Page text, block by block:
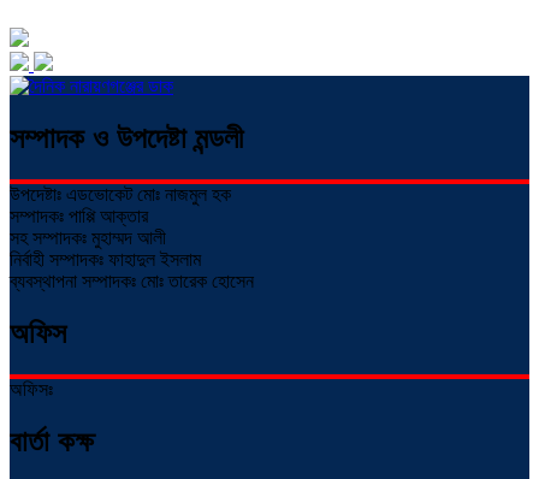
সম্পাদক ও উপদেষ্টা মন্ডলী
উপদেষ্টাঃ এডভোকেট মোঃ নাজমুল হক
সম্পাদকঃ পাপ্পি আক্তার
সহ সম্পাদকঃ মুহাম্মদ আলী
নির্বাহী সম্পাদকঃ ফাহাদুল ইসলাম
ব্যবস্থাপনা সম্পাদকঃ মোঃ তারেক হোসেন
অফিস
অফিসঃ
বার্তা কক্ষ